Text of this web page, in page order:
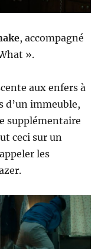
, accompagné
».
aux enfers à
d’un immeuble,
supplémentaire
ceci sur un
les